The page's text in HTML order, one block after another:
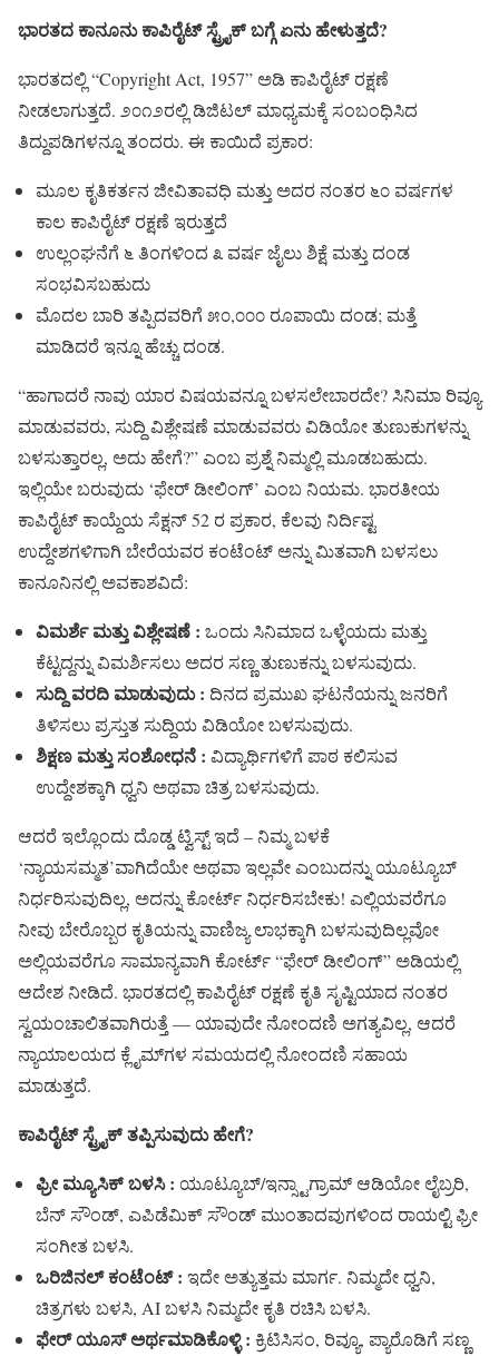
ಭಾರತದ ಕಾನೂನು ಕಾಪಿರೈಟ್ ಸ್ಟ್ರೈಕ್ ಬಗ್ಗೆ ಏನು ಹೇಳುತ್ತದೆ?
ಭಾರತದಲ್ಲಿ “Copyright Act, 1957” ಅಡಿ ಕಾಪಿರೈಟ್ ರಕ್ಷಣೆ
ನೀಡಲಾಗುತ್ತದೆ. ೨೦೧೨ರಲ್ಲಿ ಡಿಜಿಟಲ್ ಮಾಧ್ಯಮಕ್ಕೆ ಸಂಬಂಧಿಸಿದ
ತಿದ್ದುಪಡಿಗಳನ್ನೂ ತಂದರು. ಈ ಕಾಯಿದೆ ಪ್ರಕಾರ:
ಮೂಲ ಕೃತಿಕರ್ತನ ಜೀವಿತಾವಧಿ ಮತ್ತು ಅದರ ನಂತರ ೬೦ ವರ್ಷಗಳ
ಕಾಲ ಕಾಪಿರೈಟ್ ರಕ್ಷಣೆ ಇರುತ್ತದೆ
ಉಲ್ಲಂಘನೆಗೆ ೬ ತಿಂಗಳಿಂದ ೩ ವರ್ಷ ಜೈಲು ಶಿಕ್ಷೆ ಮತ್ತು ದಂಡ
ಸಂಭವಿಸಬಹುದು
ಮೊದಲ ಬಾರಿ ತಪ್ಪಿದವರಿಗೆ ೫೦,೦೦೦ ರೂಪಾಯಿ ದಂಡ; ಮತ್ತೆ
ಮಾಡಿದರೆ ಇನ್ನೂ ಹೆಚ್ಚು ದಂಡ.
“ಹಾಗಾದರೆ ನಾವು ಯಾರ ವಿಷಯವನ್ನೂ ಬಳಸಲೇಬಾರದೇ? ಸಿನಿಮಾ ರಿವ್ಯೂ
ಮಾಡುವವರು, ಸುದ್ದಿ ವಿಶ್ಲೇಷಣೆ ಮಾಡುವವರು ವಿಡಿಯೋ ತುಣುಕುಗಳನ್ನು
ಬಳಸುತ್ತಾರಲ್ಲ, ಅದು ಹೇಗೆ?” ಎಂಬ ಪ್ರಶ್ನೆ ನಿಮ್ಮಲ್ಲಿ ಮೂಡಬಹುದು.
ಇಲ್ಲಿಯೇ ಬರುವುದು ‘ಫೇರ್ ಡೀಲಿಂಗ್’ ಎಂಬ ನಿಯಮ. ಭಾರತೀಯ
ಕಾಪಿರೈಟ್ ಕಾಯ್ದೆಯ ಸೆಕ್ಷನ್ 52 ರ ಪ್ರಕಾರ, ಕೆಲವು ನಿರ್ದಿಷ್ಟ
ಉದ್ದೇಶಗಳಿಗಾಗಿ ಬೇರೆಯವರ ಕಂಟೆಂಟ್ ಅನ್ನು ಮಿತವಾಗಿ ಬಳಸಲು
ಕಾನೂನಿನಲ್ಲಿ ಅವಕಾಶವಿದೆ:
ವಿಮರ್ಶೆ ಮತ್ತು ವಿಶ್ಲೇಷಣೆ : ಒಂದು ಸಿನಿಮಾದ ಒಳ್ಳೆಯದು ಮತ್ತು
ಕೆಟ್ಟದ್ದನ್ನು ವಿಮರ್ಶಿಸಲು ಅದರ ಸಣ್ಣ ತುಣುಕನ್ನು ಬಳಸುವುದು.
ಸುದ್ದಿ ವರದಿ ಮಾಡುವುದು : ದಿನದ ಪ್ರಮುಖ ಘಟನೆಯನ್ನು ಜನರಿಗೆ
ತಿಳಿಸಲು ಪ್ರಸ್ತುತ ಸುದ್ದಿಯ ವಿಡಿಯೋ ಬಳಸುವುದು.
ಶಿಕ್ಷಣ ಮತ್ತು ಸಂಶೋಧನೆ : ವಿದ್ಯಾರ್ಥಿಗಳಿಗೆ ಪಾಠ ಕಲಿಸುವ
ಉದ್ದೇಶಕ್ಕಾಗಿ ಧ್ವನಿ ಅಥವಾ ಚಿತ್ರ ಬಳಸುವುದು.
ಆದರೆ ಇಲ್ಲೊಂದು ದೊಡ್ಡ ಟ್ವಿಸ್ಟ್ ಇದೆ – ನಿಮ್ಮ ಬಳಕೆ
‘ನ್ಯಾಯಸಮ್ಮತ’ವಾಗಿದೆಯೇ ಅಥವಾ ಇಲ್ಲವೇ ಎಂಬುದನ್ನು ಯೂಟ್ಯೂಬ್
ನಿರ್ಧರಿಸುವುದಿಲ್ಲ, ಅದನ್ನು ಕೋರ್ಟ್ ನಿರ್ಧರಿಸಬೇಕು! ಎಲ್ಲಿಯವರೆಗೂ
ನೀವು ಬೇರೊಬ್ಬರ ಕೃತಿಯನ್ನು ವಾಣಿಜ್ಯ ಲಾಭಕ್ಕಾಗಿ ಬಳಸುವುದಿಲ್ಲವೋ
ಅಲ್ಲಿಯವರೆಗೂ ಸಾಮಾನ್ಯವಾಗಿ ಕೋರ್ಟ್ “ಫೇರ್ ಡೀಲಿಂಗ್” ಅಡಿಯಲ್ಲಿ
ಆದೇಶ ನೀಡಿದೆ. ಭಾರತದಲ್ಲಿ ಕಾಪಿರೈಟ್ ರಕ್ಷಣೆ ಕೃತಿ ಸೃಷ್ಟಿಯಾದ ನಂತರ
ಸ್ವಯಂಚಾಲಿತವಾಗಿರುತ್ತೆ — ಯಾವುದೇ ನೋಂದಣಿ ಅಗತ್ಯವಿಲ್ಲ, ಆದರೆ
ನ್ಯಾಯಾಲಯದ ಕ್ಲೈಮ್‌ಗಳ ಸಮಯದಲ್ಲಿ ನೋಂದಣಿ ಸಹಾಯ
ಮಾಡುತ್ತದೆ.
ಕಾಪಿರೈಟ್ ಸ್ಟ್ರೈಕ್ ತಪ್ಪಿಸುವುದು ಹೇಗೆ?
ಫ್ರೀ ಮ್ಯೂಸಿಕ್ ಬಳಸಿ : ಯೂಟ್ಯೂಬ್/ಇನ್ಸ್ಟಾಗ್ರಾಮ್ ಆಡಿಯೋ ಲೈಬ್ರರಿ,
ಬೆನ್ ಸೌಂಡ್, ಎಪಿಡೆಮಿಕ್ ಸೌಂಡ್ ಮುಂತಾದವುಗಳಿಂದ ರಾಯಲ್ಟಿ ಫ್ರೀ
ಸಂಗೀತ ಬಳಸಿ.
ಒರಿಜಿನಲ್ ಕಂಟೆಂಟ್ : ಇದೇ ಅತ್ಯುತ್ತಮ ಮಾರ್ಗ. ನಿಮ್ಮದೇ ಧ್ವನಿ,
ಚಿತ್ರಗಳು ಬಳಸಿ, AI ಬಳಸಿ ನಿಮ್ಮದೇ ಕೃತಿ ರಚಿಸಿ ಬಳಸಿ.
ಫೇರ್ ಯೂಸ್ ಅರ್ಥಮಾಡಿಕೊಳ್ಳಿ : ಕ್ರಿಟಿಸಿಸಂ, ರಿವ್ಯೂ, ಪ್ಯಾರೊಡಿಗೆ ಸಣ್ಣ